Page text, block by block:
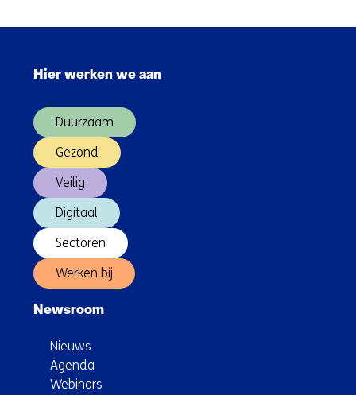
security
Hier werken we aan
Duurzaam
Gezond
Veilig
Digitaal
Sectoren
Werken bij
Newsroom
Nieuws
Agenda
Webinars